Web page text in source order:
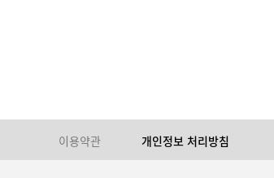
이용약관 개인정보 처리방침